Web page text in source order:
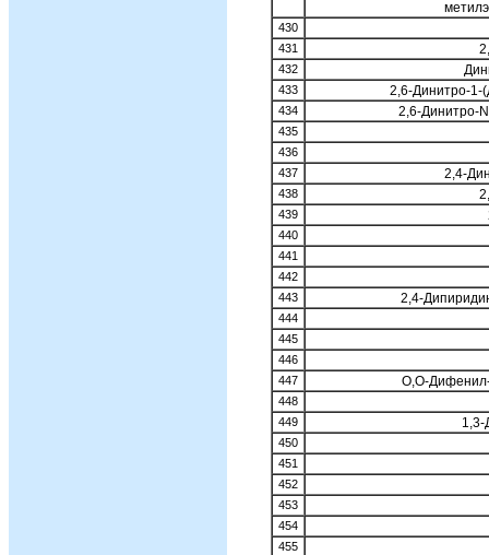
430
431
432
433 2,6-Динитро-1-
434 2,6-Динитро-
435
436
437
2,4-
438
439
440
441
442
443
2,4-
444
445
446
447
O,O-
448
449
1,3-
450
451
452
453
454
455